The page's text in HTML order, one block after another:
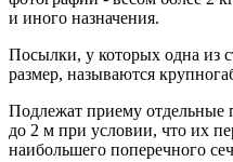
и иного назначения.
Посылки, у которых одна из
размер, называются
Подлежат приему отдельные
до 2 м при условии, что их
наибольшего поперечного